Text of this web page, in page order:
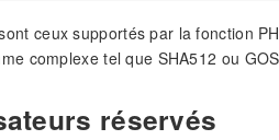
ceux supportés par la fonction
complexe tel que SHA512 ou
réservés